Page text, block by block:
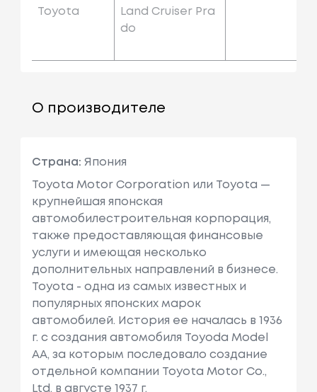
Toyota
Land Cruiser Pra
Do
О производителе
Страна: Япония
Toyota Motor Corporation или Toyota —
крупнейшая японская
автомобилестроительная корпорация,
также предоставляющая финансовые
услуги и имеющая несколько
дополнительных направлений в бизнесе.
Toyota - одна из самых известных и
популярных японских марок
автомобилей. История ее началась в 1936
г. с создания автомобиля Toyoda Model
AA, за которым последовало создание
отдельной компании Toyota Motor Co.,
Ltd. в августе 1937 г.